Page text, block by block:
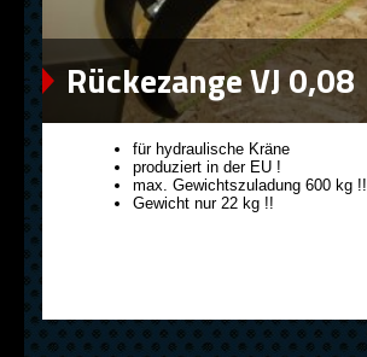
Rückezange VJ 0,08
für hydraulische Kräne
produziert in der EU !
max. Gewichtszuladung 600 kg !!
Gewicht nur 22 kg !!